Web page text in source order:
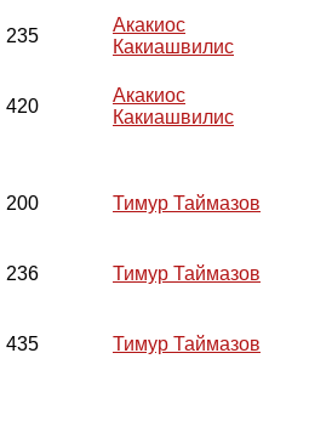
235
Акакиос
Какиашвилис
420
Акакиос
Какиашвилис
200 Тимур Таймазов
236 Тимур Таймазов
435 Тимур Таймазов